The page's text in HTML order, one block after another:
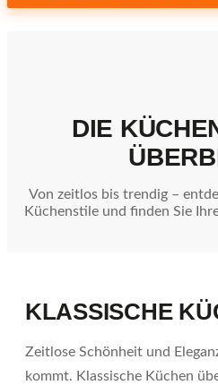
DIE
Von zeitlos bis trendig –
Küchenstile und finden Sie
KLASSISCHE
Zeitlose Schönheit und
kommt. Klassische Küchen